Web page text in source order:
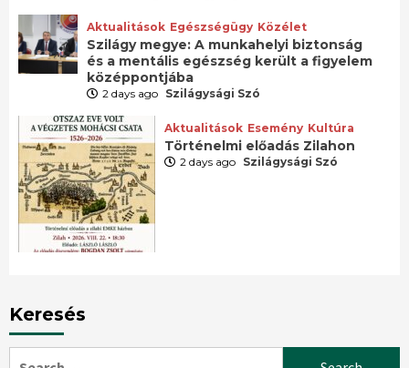
Aktualitások Egészségügy Közélet
Szilágy megye: A munkahelyi biztonság
és a mentális egészség került a figyelem
középpontjába
2 days ago Szilágysági Szó
Aktualitások Esemény Kultúra
Történelmi előadás Zilahon
2 days ago Szilágysági Szó
Keresés